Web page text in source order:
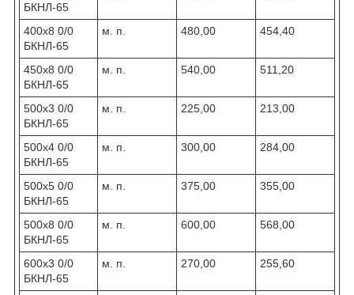
БКНЛ-65
400х8 0/0
БКНЛ-65
м. п. 480,00 454,40
450х8 0/0
БКНЛ-65
м. п. 540,00 511,20
500х3 0/0
БКНЛ-65
м. п. 225,00 213,00
500х4 0/0
БКНЛ-65
м. п. 300,00 284,00
500х5 0/0
БКНЛ-65
м. п. 375,00 355,00
500х8 0/0
БКНЛ-65
м. п. 600,00 568,00
600х3 0/0
БКНЛ-65
м. п. 270,00 255,60